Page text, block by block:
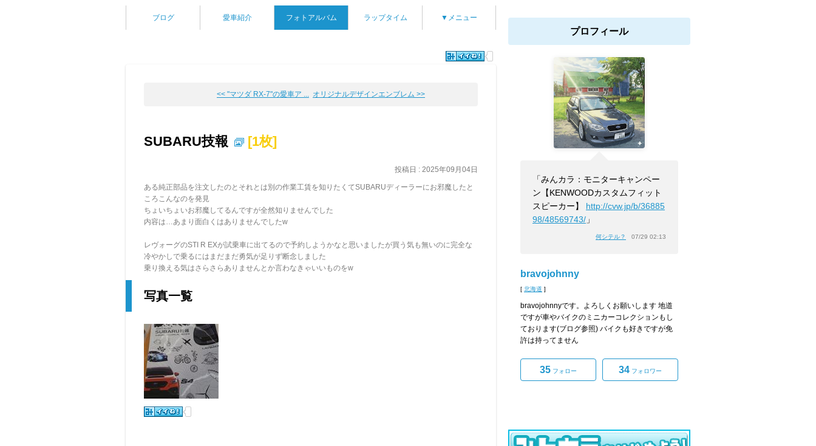
ブログ 愛車紹介 フォトアルバム ラップタイム ▼メニュー
<< "マツダ RX-7"の愛車ア ... オリジナルデザインエンブレム >>
SUBARU技報 [1枚]
投稿日 : 2025年09月04日
ある純正部品を注文したのとそれとは別の作業工賃を知りたくてSUBARUディーラーにお邪魔したと
ころこんなのを発見
ちょいちょいお邪魔してるんですが全然知りませんでした
内容は…あまり面白くはありませんでしたw
レヴォーグのSTI R EXが試乗車に出てるので予約しようかなと思いましたが買う気も無いのに完全な
冷やかしで乗るにはまだまだ勇気が足りず断念しました
乗り換える気はさらさらありませんとか言わなきゃいいものをw
写真一覧
プロフィール
「みんカラ：モニターキャンペー
ン【KENWOODカスタムフィット
スピーカー】 http://cvw.jp/b/36885
98/48569743/ 」
何シテル？ 07/29 02:13
bravojohnny
[ 北海道 ]
bravojohnnyです。よろしくお願いします 地道
ですが車やバイクのミニカーコレクションもし
ております(ブログ参照) バイクも好きですが免
許は持ってません
35 フォロー 34 フォロワー